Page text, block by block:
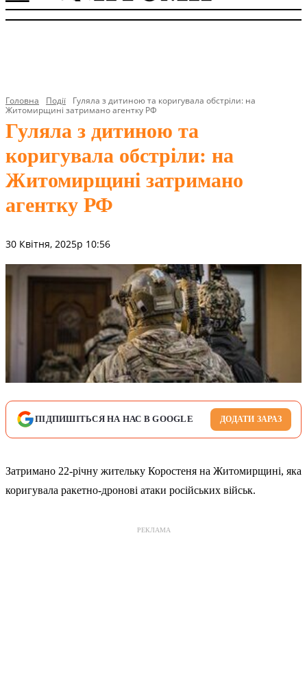
Головна Події
Гуляла з дитиною та коригувала обстріли: на
Житомирщині затримано агентку РФ
Гуляла з дитиною та
коригувала обстріли: на
Житомирщині затримано
агентку РФ
30 Квітня, 2025р 10:56
ПІДПИШІТЬСЯ НА НАС В GOOGLE ДОДАТИ ЗАРАЗ
Затримано 22-річну жительку Коростеня на Житомирщині, яка
коригувала ракетно-дронові атаки російських військ.
РЕКЛАМА